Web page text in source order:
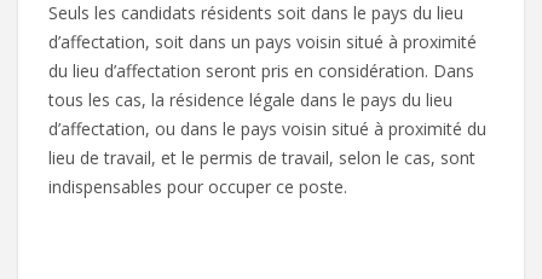
Seuls les candidats résidents soit dans le pays du lieu
d’affectation, soit dans un pays voisin situé à proximité
du lieu d’affectation seront pris en considération. Dans
tous les cas, la résidence légale dans le pays du lieu
d’affectation, ou dans le pays voisin situé à proximité du
lieu de travail, et le permis de travail, selon le cas, sont
indispensables pour occuper ce poste.